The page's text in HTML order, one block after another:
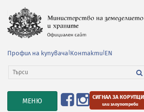
Профил на купувача Контакти EN
TOGGLE
МЕНЮ СИГНАЛ ЗА
или злоупотреби